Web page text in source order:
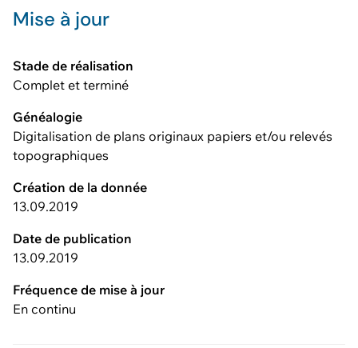
Mise à jour
Stade de réalisation
Complet et terminé
Généalogie
Digitalisation de plans originaux papiers et/ou relevés
topographiques
Création de la donnée
13.09.2019
Date de publication
13.09.2019
Fréquence de mise à jour
En continu